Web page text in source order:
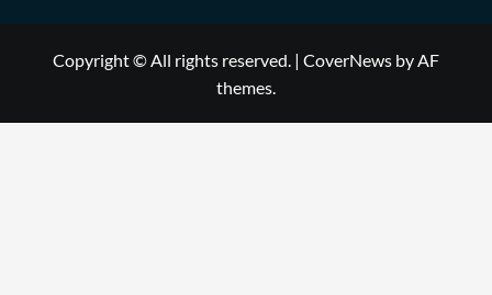
Copyright © All rights reserved. | CoverNews by AF
themes.